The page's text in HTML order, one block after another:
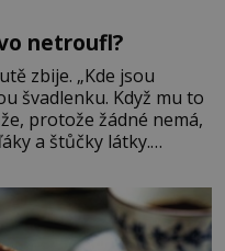
netroufl?
zbije. „Kde jsou
švadlenku. Když mu to
protože žádné nemá,
a štůčky látky.
dlouho po jeho smrti